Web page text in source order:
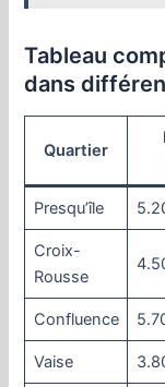
Tableau
dans
Quartier
Presqu’île
Croix-
Rousse
Confluence
Vaise